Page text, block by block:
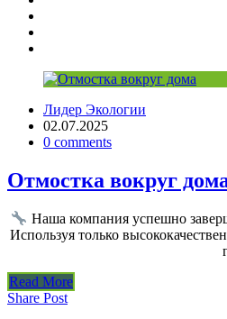
Лидер Экологии
02.07.2025
0 comments
Отмостка вокруг
Наша компания успешно
Используя только
Read More
Share Post